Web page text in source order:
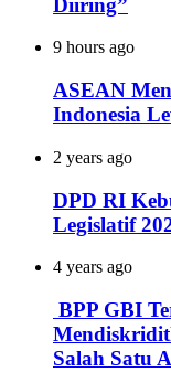
Diiring”
9 hours ago
ASEAN
Indonesia
2 years ago
DPD RI
Legislatif
4 years ago
BPP GBI
Salah Satu